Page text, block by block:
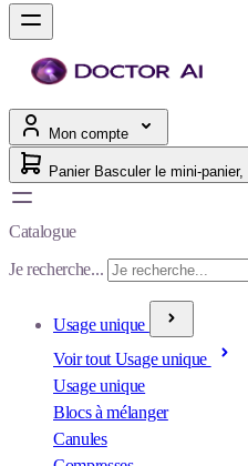
Mon compte
Panier
Catalogue
Je recherche...
Usage unique
Voir tout Usage unique
Usage unique
Blocs à mélanger
Canules